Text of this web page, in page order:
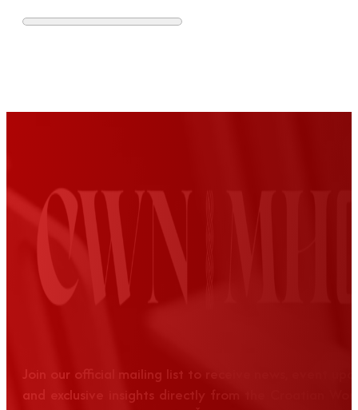
Join our official mailing list to receive news, event
and exclusive insights directly from the Croatian